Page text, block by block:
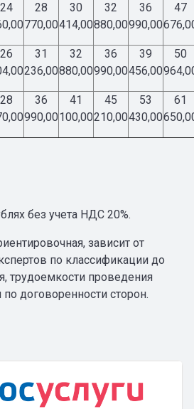
24
28
770,00
30
414,00
32
880,00
36
990,00
47
26
31
236,00
32
880,00
36
990,00
39
456,00
50
28
36
990,00
41
100,00
45
210,00
53
430,00
61
без учета НДС 20%.
зависит от
по классификации до
трудоемкости проведения
договоренности сторон.